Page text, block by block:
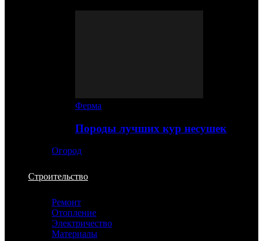
Ферма
Породы лучших кур несушек
Огород
Строительство
Ремонт
Отопление
Электричество
Материалы